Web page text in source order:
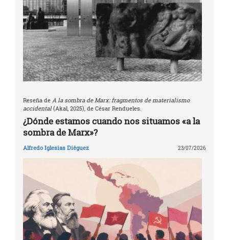
Reseña de A la sombra de Marx: fragmentos de materialismo
accidental(Akal, 2025), de César Rendueles.
¿Dónde estamos cuando nos situamos «a la
sombra de Marx»?
Alfredo Iglesias Diéguez 23/07/2026